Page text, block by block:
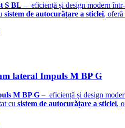
S BL – eficiență și design modern
sistem de autocurățare a sticlei,
lateral Impuls M BP G
M BP G – eficiență și design
cu sistem de autocurățare a sticlei,